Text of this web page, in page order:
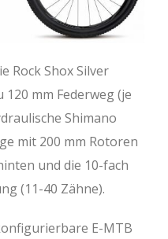
Rock Shox Silver
120 mm Federweg (je
Shimano
mit 200 mm Rotoren
und die 10-fach
(11-40 Zähne).
E-MTB